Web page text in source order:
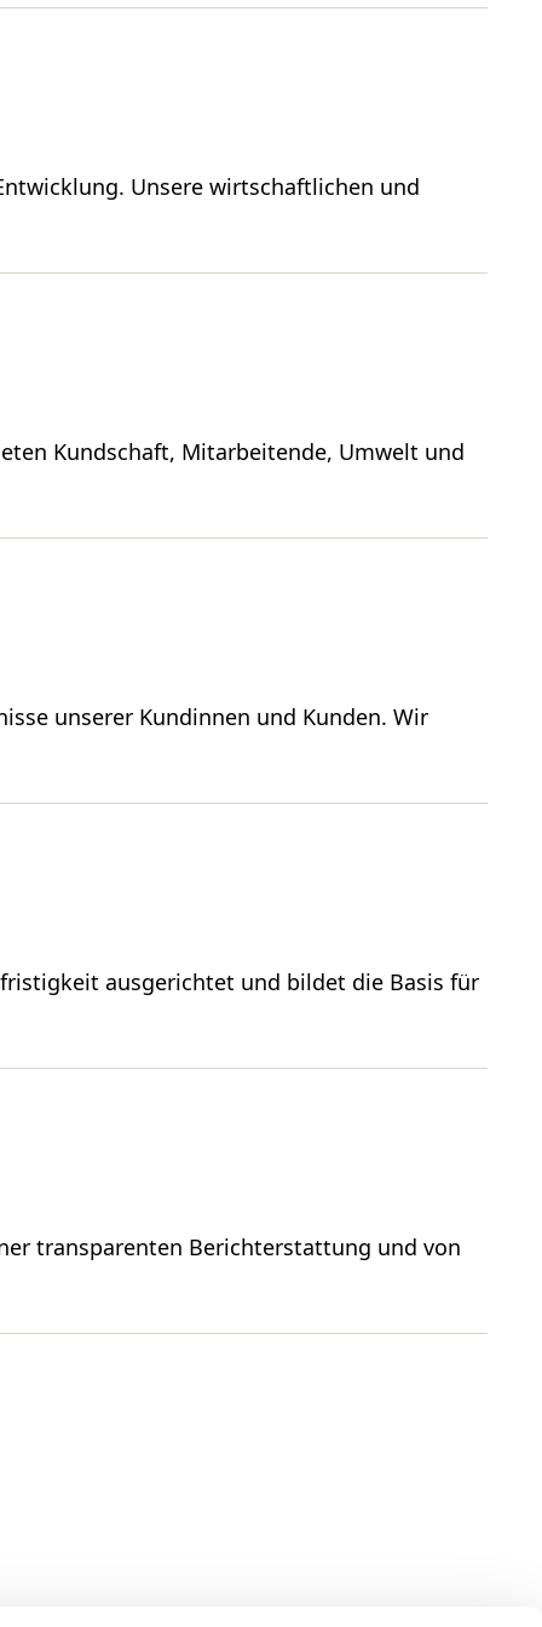
Unsere wirtschaftlichen und
Kundschaft, Mitarbeitende, Umwelt und
unserer Kundinnen und Kunden. Wir
ausgerichtet und bildet die Basis für
transparenten Berichterstattung und von